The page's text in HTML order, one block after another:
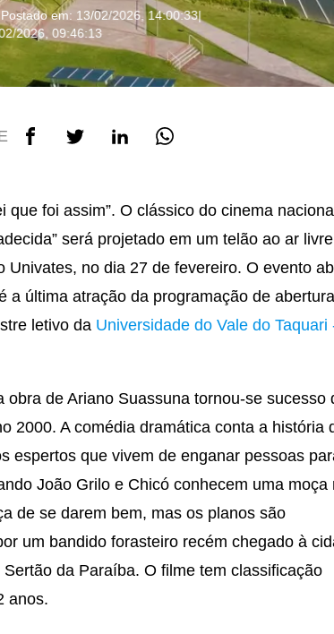
Postado em: 13/02/2026, 14:00:33|
2026, 09:46:13
que foi assim”. O clássico do cinema
será projetado em um telão ao ar
Univates, no dia 27 de fevereiro. O evento
a última atração da programação de
letivo da Universidade do Vale do Taquari
obra de Ariano Suassuna tornou-se sucesso
2000. A comédia dramática conta a história
espertos que vivem de enganar pessoas
João Grilo e Chicó conhecem uma moça
de se darem bem, mas os planos são
um bandido forasteiro recém chegado à
Sertão da Paraíba. O filme tem classificação
anos.